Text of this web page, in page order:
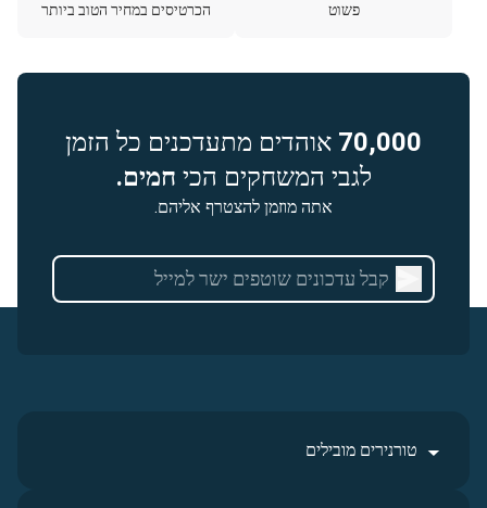
פשוט
הכרטיסים במחיר הטוב ביותר
70,000 אוהדים מתעדכנים כל הזמן
לגבי המשחקים הכי חמים.
אתה מוזמן להצטרף אליהם.
טורנירים מובילים